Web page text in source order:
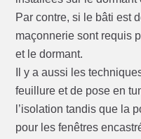
Par contre, si le bâti est
maçonnerie sont requis
et le dormant.
Il y a aussi les
feuillure et de pose en
l’isolation tandis que la
pour les fenêtres